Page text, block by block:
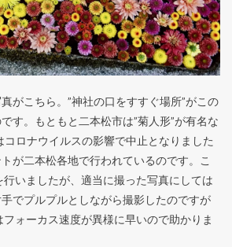
がこちら。”神社の口をすすぐ場所”がこの
す。もともと二本松市は”菊人形”が有名な
ロナウイルスの影響で中止となりました
が二本松各地で行われているのです。こ
いましたが、適当に撮った写真にしては
でプルプルとしながら撮影したのですが
ォーカス速度が異様に早いので助かりま